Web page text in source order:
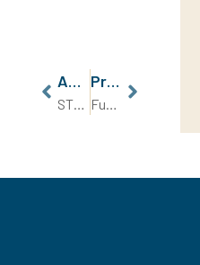
Anterior
STF Mantém Jornada 12×36 da Reforma Trabalhista
Próximo
Funget (Fundo de Garantia das Execuções Trabalhistas): O STF e o Projeto de Lei 4326/21